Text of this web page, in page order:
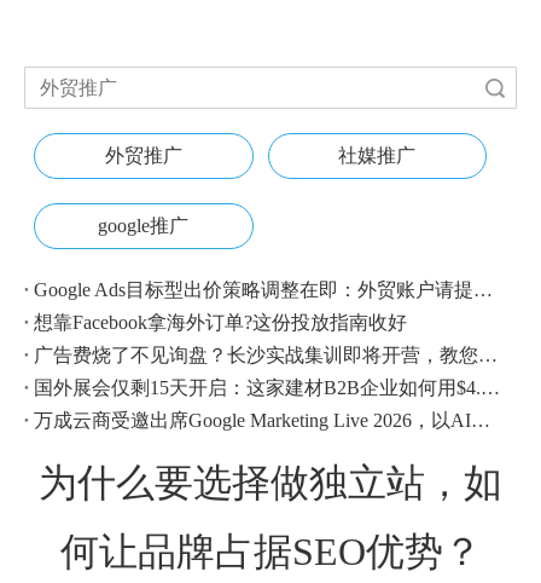
外贸推广 社媒推广
google推广
Google Ads目标型出价策略调整在即：外贸账户请提前校准
想靠Facebook拿海外订单?这份投放指南收好
广告费烧了不见询盘？长沙实战集训即将开营，教您SEM投放+GEO流量收割，把预算变成真订单
国外展会仅剩15天开启：这家建材B2B企业如何用$4.1撬动近500条本地经销商线索？
万成云商受邀出席Google Marketing Live 2026，以AI之力领航出海增长新浪潮
为什么要选择做独立站，如
何让品牌占据SEO优势？